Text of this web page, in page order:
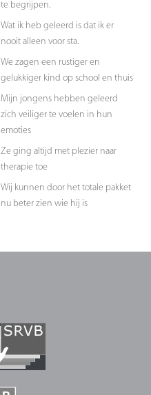
te begrijpen.
Wat ik heb geleerd is dat ik er
nooit alleen voor sta.
We zagen een rustiger en
gelukkiger kind op school en thuis
Mijn jongens hebben geleerd
zich veiliger te voelen in hun
emoties
Ze ging altijd met plezier naar
therapie toe
Wij kunnen door het totale pakket
nu beter zien wie hij is